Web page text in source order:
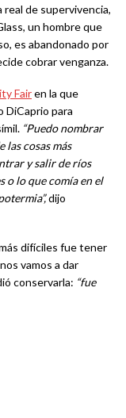
real de supervivencia,
un hombre que
es abandonado por
cobrar venganza.
Fairen la que
DiCaprio para
“Puedo nombrar
las cosas más
y salir de ríos
o lo que comía en el
dijo
difíciles fue tener
vamos a dar
conservarla: “fue